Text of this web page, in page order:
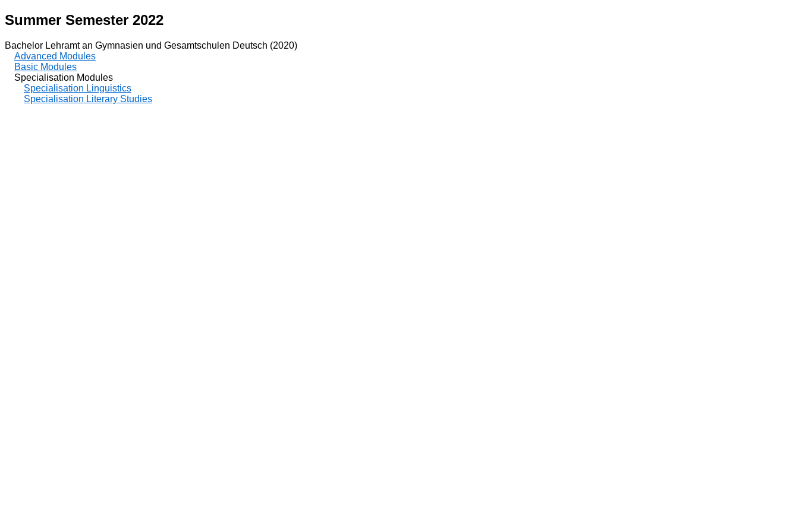
Summer Semester 2022
Bachelor Lehramt an Gymnasien und Gesamtschulen Deutsch (2020)
Advanced Modules
Basic Modules
Specialisation Modules
Specialisation Linguistics
Specialisation Literary Studies